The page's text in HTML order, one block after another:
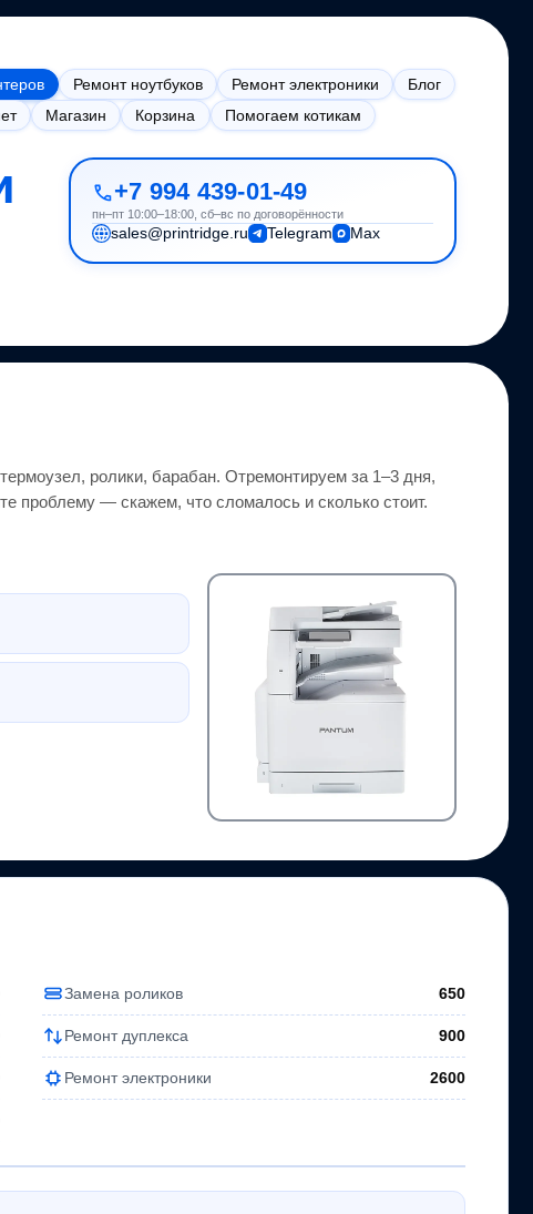
Ремонт ноутбуков Ремонт электроники
Блог
Магазин Корзина Помогаем котикам
+7 994 439-01-49
пн–пт 10:00–18:00, сб–вс по договорённости
sales@printridge.ru Telegram Max
ролики, барабан. Отремонтируем за 1–3 дня,
проблему — скажем, что сломалось и сколько стоит.
Замена роликов 650
Ремонт дуплекса 900
Ремонт электроники 2600